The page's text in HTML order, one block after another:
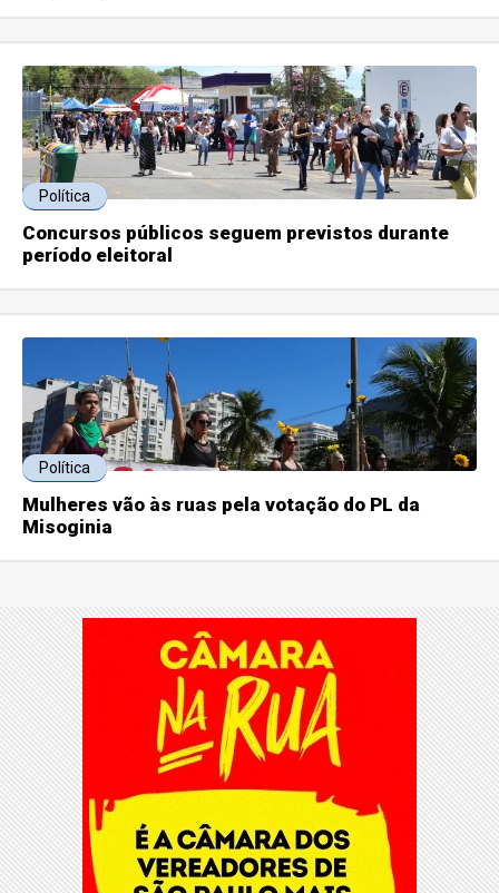
Política
Concursos públicos seguem previstos durante
período eleitoral
Política
Mulheres vão às ruas pela votação do PL da
Misoginia